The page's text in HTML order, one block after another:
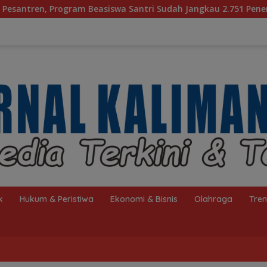
Sudah Jangkau 2.751 Penerima Bagaimana KIP
Hukum & Peristiwa Ekonomi & Bisnis Olahraga